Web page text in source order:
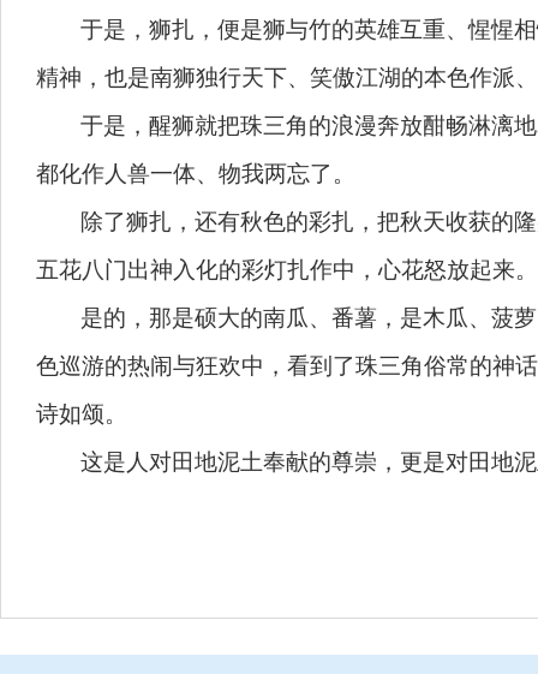
于是，狮扎，便是狮与竹的英雄互重、惺惺
精神，也是南狮独行天下、笑傲江湖的本色作
于是，醒狮就把珠三角的浪漫奔放酣畅淋漓
都化作人兽一体、物我两忘了。
除了狮扎，还有秋色的彩扎，把秋天收获的
五花八门出神入化的彩灯扎作中，心花怒放起
是的，那是硕大的南瓜、番薯，是木瓜、菠
色巡游的热闹与狂欢中，看到了珠三角俗常的神
诗如颂。
这是人对田地泥土奉献的尊崇，更是对田地